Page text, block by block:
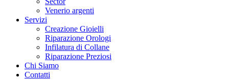
Venerio argenti
Servizi
Creazione Gioielli
Riparazione Orologi
Infilatura di Collane
Riparazione Preziosi
Chi Siamo
Contatti